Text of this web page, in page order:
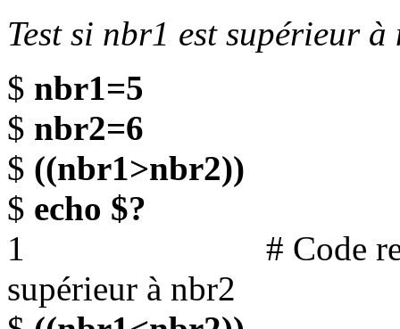
Test si nbr1 est supérieur
$ nbr1=5
$ nbr2=6
$ ((nbr1>nbr2))
$ echo $?
1 # Code retour 1
supérieur à nbr2